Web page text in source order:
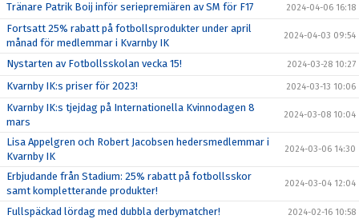
Tränare Patrik Boij inför seriepremiären av SM för F17 2024-04-06 16:18
Fortsatt 25% rabatt på fotbollsprodukter under april
månad för medlemmar i Kvarnby IK
2024-04-03 09:54
Nystarten av Fotbollsskolan vecka 15! 2024-03-28 10:27
Kvarnby IK:s priser för 2023! 2024-03-13 10:06
Kvarnby IK:s tjejdag på Internationella Kvinnodagen 8
mars
2024-03-08 10:04
Lisa Appelgren och Robert Jacobsen hedersmedlemmar i
Kvarnby IK
2024-03-06 14:30
Erbjudande från Stadium: 25% rabatt på fotbollsskor
samt kompletterande produkter!
2024-03-04 12:04
Fullspäckad lördag med dubbla derbymatcher! 2024-02-16 10:58